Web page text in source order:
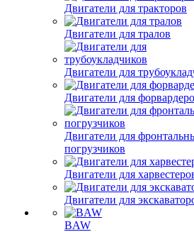
Двигатели для тракторов
Двигатели для тралов
Двигатели для
Двигатели для
Двигатели для
погрузчиков
Двигатели для
Двигатели для
BAW